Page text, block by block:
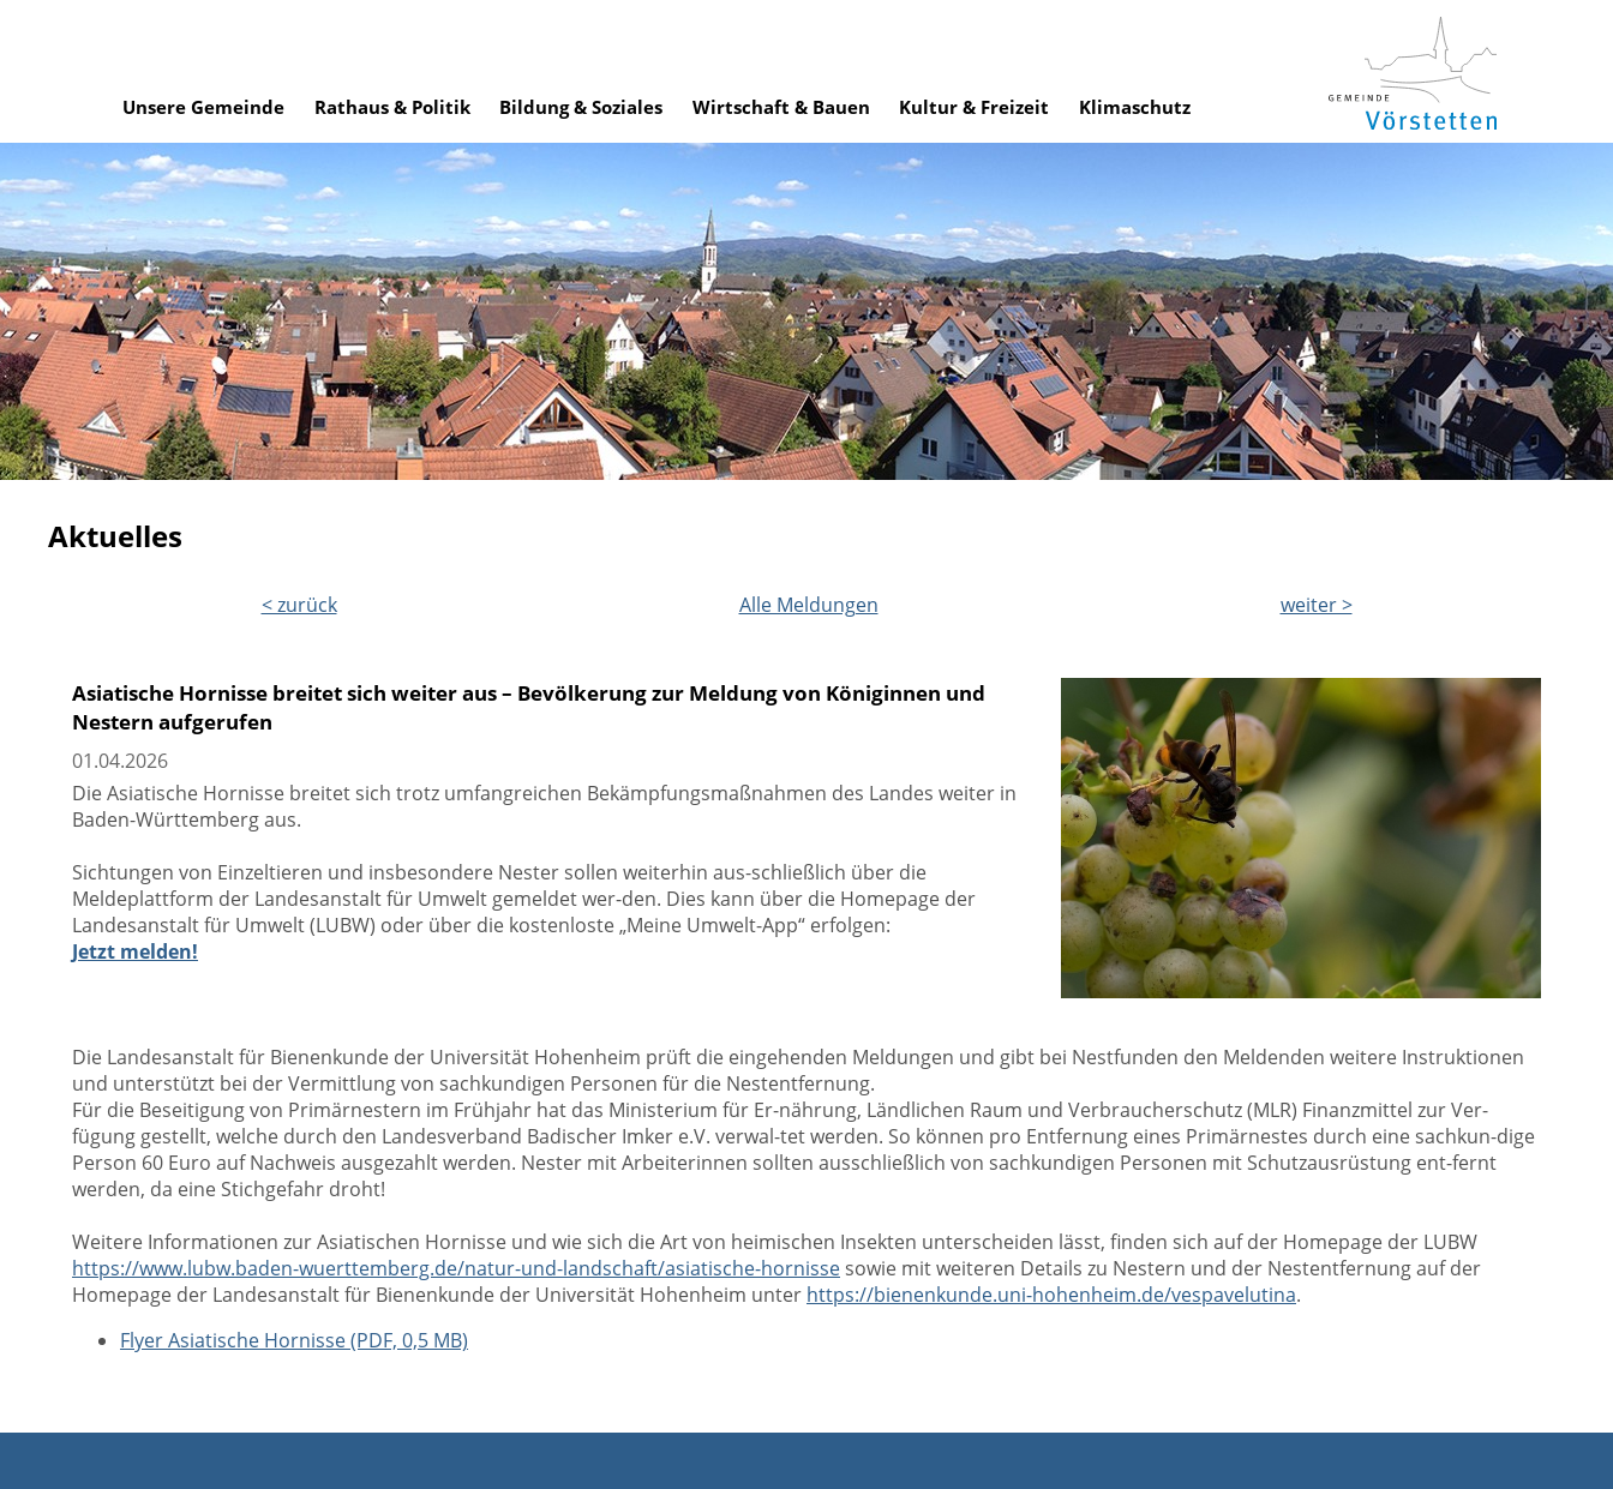
Unsere Gemeinde Rathaus & Politik Bildung & Soziales Wirtschaft & Bauen Kultur & Freizeit Klimaschutz
Aktuelles
< zurück Alle Meldungen weiter >
Asiatische Hornisse breitet sich weiter aus – Bevölkerung zur Meldung von Königinnen und
Nestern aufgerufen
01.04.2026
Die Asiatische Hornisse breitet sich trotz umfangreichen Bekämpfungsmaßnahmen des Landes weiter in
Baden-Württemberg aus.
Sichtungen von Einzeltieren und insbesondere Nester sollen weiterhin aus-schließlich über die
Meldeplattform der Landesanstalt für Umwelt gemeldet wer-den. Dies kann über die Homepage der
Landesanstalt für Umwelt (LUBW) oder über die kostenloste „Meine Umwelt-App“ erfolgen:
Jetzt melden!
Die Landesanstalt für Bienenkunde der Universität Hohenheim prüft die eingehenden Meldungen und gibt bei Nestfunden den Meldenden weitere Instruktionen
und unterstützt bei der Vermittlung von sachkundigen Personen für die Nestentfernung.
Für die Beseitigung von Primärnestern im Frühjahr hat das Ministerium für Er-nährung, Ländlichen Raum und Verbraucherschutz (MLR) Finanzmittel zur Ver-
fügung gestellt, welche durch den Landesverband Badischer Imker e.V. verwal-tet werden. So können pro Entfernung eines Primärnestes durch eine sachkun-dige
Person 60 Euro auf Nachweis ausgezahlt werden. Nester mit Arbeiterinnen sollten ausschließlich von sachkundigen Personen mit Schutzausrüstung ent-fernt
werden, da eine Stichgefahr droht!
Weitere Informationen zur Asiatischen Hornisse und wie sich die Art von heimischen Insekten unterscheiden lässt, finden sich auf der Homepage der LUBW
https://www.lubw.baden-wuerttemberg.de/natur-und-landschaft/asiatische-hornisse sowie mit weiteren Details zu Nestern und der Nestentfernung auf der
Homepage der Landesanstalt für Bienenkunde der Universität Hohenheim unter https://bienenkunde.uni-hohenheim.de/vespavelutina.
Flyer Asiatische Hornisse (PDF, 0,5 MB)